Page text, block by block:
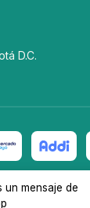
D.C.
un mensaje de